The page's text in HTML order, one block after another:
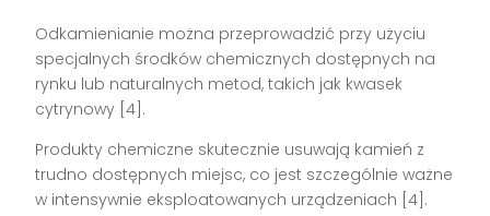
Odkamienianie można przeprowadzić przy użyciu
specjalnych środków chemicznych dostępnych na
rynku lub naturalnych metod, takich jak kwasek
cytrynowy [4].
Produkty chemiczne skutecznie usuwają kamień z
trudno dostępnych miejsc, co jest szczególnie ważne
w intensywnie eksploatowanych urządzeniach [4].